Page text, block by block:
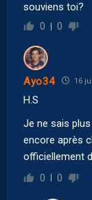
souviens toi?
0 0
Ayo34 16
H.S
Je ne sais plus
encore après
officiellement
0 0